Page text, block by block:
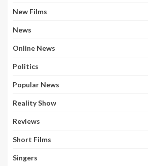
New Films
News
Online News
Politics
Popular News
Reality Show
Reviews
Short Films
Singers